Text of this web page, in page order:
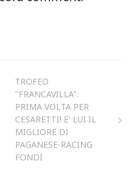
TROFEO
"FRANCAVILLA":
PRIMA VOLTA PER
CESARETTI! E' LUI IL
MIGLIORE DI
PAGANESE-RACING
FONDI